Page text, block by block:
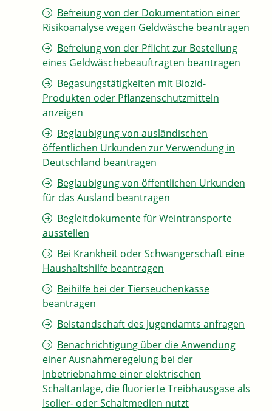
Befreiung von der Dokumentation einer
Risikoanalyse wegen Geldwäsche beantragen
Befreiung von der Pflicht zur Bestellung
eines Geldwäschebeauftragten beantragen
Begasungstätigkeiten mit Biozid-
Produkten oder Pflanzenschutzmitteln
anzeigen
Beglaubigung von ausländischen
öffentlichen Urkunden zur Verwendung in
Deutschland beantragen
Beglaubigung von öffentlichen Urkunden
für das Ausland beantragen
Begleitdokumente für Weintransporte
ausstellen
Bei Krankheit oder Schwangerschaft eine
Haushaltshilfe beantragen
Beihilfe bei der Tierseuchenkasse
beantragen
Beistandschaft des Jugendamts anfragen
Benachrichtigung über die Anwendung
einer Ausnahmeregelung bei der
Inbetriebnahme einer elektrischen
Schaltanlage, die fluorierte Treibhausgase als
Isolier- oder Schaltmedien nutzt